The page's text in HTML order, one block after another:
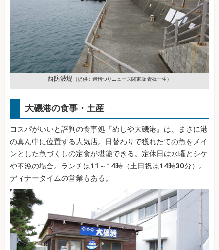
西防波堤 （提供：週刊つりニュース関東版 青砥一生）
大磯港の食事・土産
コスパがいいと評判の食事処『めしや大磯港』は、まさに港
の真ん中に位置する人気店。日替わりで獲れたての魚をメイ
ンとした魚づくしの定食が堪能できる。定休日は水曜とシケ
や不漁の場合。ランチは11～14時（土日祝は14時30分）。
ディナータイムの営業もある。